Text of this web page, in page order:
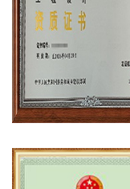
工程设计资质案例